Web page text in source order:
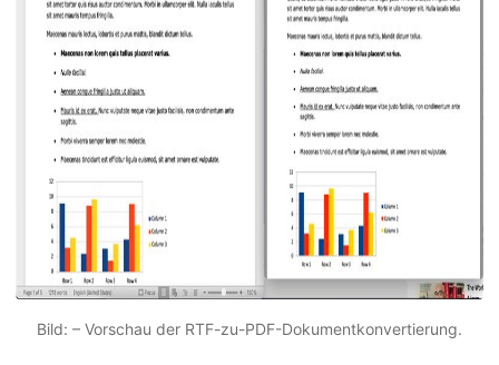
Bild: – Vorschau der RTF-zu-PDF-Dokumentkonvertierung.